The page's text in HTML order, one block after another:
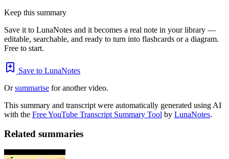
Keep this summary
Save it to LunaNotes and it becomes a real note in your library —
editable, searchable, and ready to turn into flashcards or a diagram.
Free to start.
Save to LunaNotes
Orsummarise for another video.
This summary and transcript were automatically generated using AI
with the Free YouTube Transcript Summary Tool by LunaNotes.
Related summaries